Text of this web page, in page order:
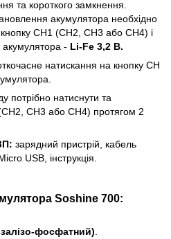
та короткого замкнення.
акумулятора необхідно
CH1 (CH2, CH3 або CH4) і
- Li-Fe 3,2 В.
натискання на кнопку CH
потрібно натиснути та
CH3 або CH4) протягом 2
зарядний пристрій, кабель
USB, інструкція.
Soshine 700:
залізо-фосфатний).